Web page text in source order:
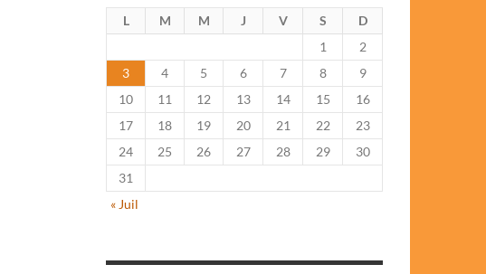
L M M J V S
D
1
2
3
4 5 6 7 8
9
10
11 12 13 14 15
16
17
18 19 20 21 22
23
24
25 26 27 28 29
30
31
« Juil